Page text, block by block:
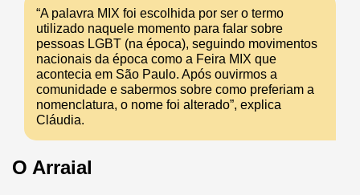
“A palavra MIX foi escolhida por ser o termo
utilizado naquele momento para falar sobre
pessoas LGBT (na época), seguindo movimentos
nacionais da época como a Feira MIX que
acontecia em São Paulo. Após ouvirmos a
comunidade e sabermos sobre como preferiam a
nomenclatura, o nome foi alterado”, explica
Cláudia.
O Arraial